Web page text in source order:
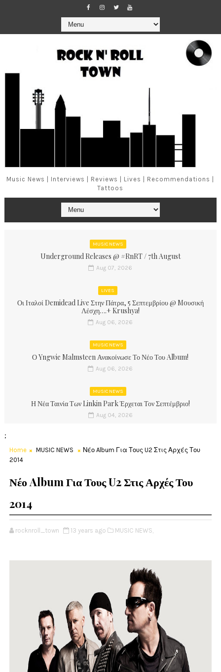
Music News | Interviews | Reviews | Lives | Recommendations |
Tattoos
MUSIC NEWS
Underground Releases @ #RnRT / 7th August
Aug 07, 2026
LIVES
Οι Ιταλοί Demidead Live Στην Πάτρα, 5 Σεπτεμβρίου @ Moυσική
Λέσχη….+ Krushya!
Aug 06, 2026
MUSIC NEWS
Ο Yngwie Malmsteen Ανακοίνωσε Το Νέο Του Album!
Aug 06, 2026
MUSIC NEWS
Η Νέα Ταινία Των Linkin Park Έρχεται Τον Σεπτέμβριο!
Aug 04, 2026
;
Home MUSIC NEWS
Νέο Album Για Τους U2 Στις Αρχές Του
2014
Νέο Album Για Τους U2 Στις Αρχές Του
2014
rocknroll_town 13 years ago MUSIC NEWS,